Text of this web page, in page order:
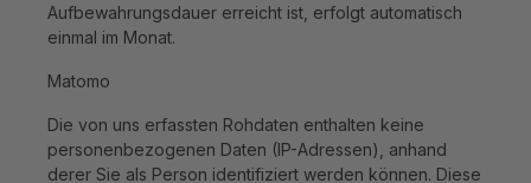
Aufbewahrungsdauer erreicht ist, erfolgt automatisch
einmal im Monat.
Matomo
Die von uns erfassten Rohdaten enthalten keine
personenbezogenen Daten (IP-Adressen), anhand
derer Sie als Person identifiziert werden können. Diese